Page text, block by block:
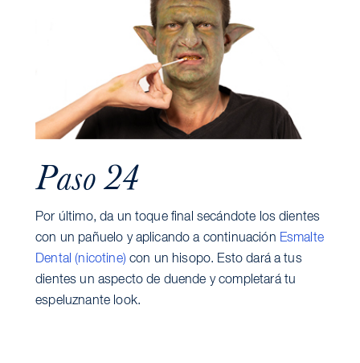
Paso 24
Por último, da un toque final secándote los dientes
con un pañuelo y aplicando a continuación Esmalte
Dental (nicotine) con un hisopo. Esto dará a tus
dientes un aspecto de duende y completará tu
espeluznante look.